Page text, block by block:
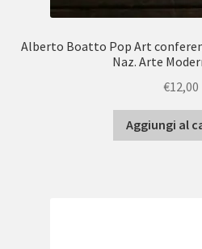
Alberto Boatto Pop Art
Naz. Arte
€12,00
Aggiungi al